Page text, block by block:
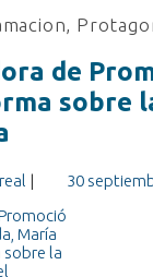
,
de
sobre
| 30